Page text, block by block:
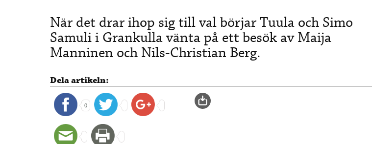
När det drar ihop sig till val börjar Tuula och Simo
Samuli i Grankulla vänta på ett besök av Maija
Manninen och Nils-Christian Berg.
Dela artikeln:
0